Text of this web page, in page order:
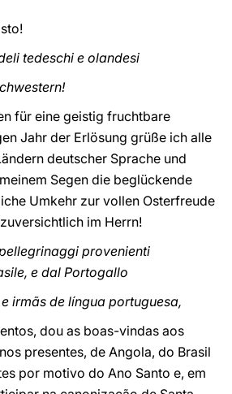
tedeschi e olandesi
für eine geistig fruchtbare
Jahr der Erlösung grüße ich alle
deutscher Sprache und
Segen die beglückende
Umkehr zur vollen Osterfreude
im Herrn!
provenienti
e dal Portogallo
irmãs de língua portuguesa,
dou as boas-vindas aos
presentes, de Angola, do Brasil
por motivo do Ano Santo e, em